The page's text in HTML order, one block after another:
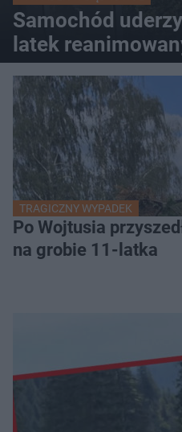
Samochód
latek
TRAGICZNY WYPADEK
Po Wojtusia
na grobie 11-latka